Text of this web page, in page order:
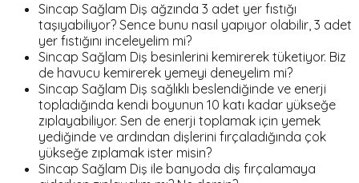
Sincap Sağlam Diş ağzında 3 adet yer fıstığı
taşıyabiliyor? Sence bunu nasıl yapıyor olabilir, 3 adet
yer fıstığını inceleyelim mi?
Sincap Sağlam Diş besinlerini kemirerek tüketiyor. Biz
de havucu kemirerek yemeyi deneyelim mi?
Sincap Sağlam Diş sağlıklı beslendiğinde ve enerji
topladığında kendi boyunun 10 katı kadar yükseğe
zıplayabiliyor. Sen de enerji toplamak için yemek
yediğinde ve ardından dişlerini fırçaladığında çok
yükseğe zıplamak ister misin?
Sincap Sağlam Diş ile banyoda diş fırçalamaya